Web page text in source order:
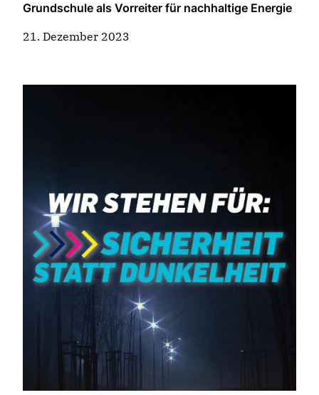
Grundschule als Vorreiter für nachhaltige Energie
21. Dezember 2023